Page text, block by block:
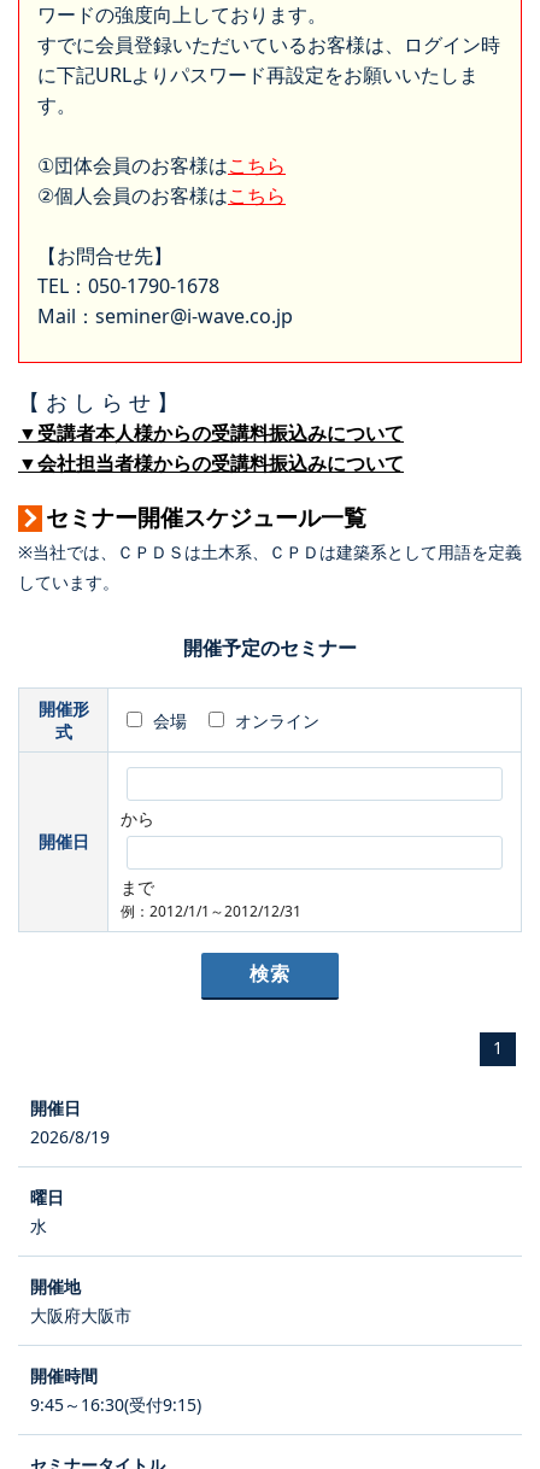
ワードの強度向上しております。
すでに会員登録いただいているお客様は、ログイン時
に下記URLよりパスワード再設定をお願いいたしま
す。
①団体会員のお客様はこちら
②個人会員のお客様はこちら
【お問合せ先】
TEL：050-1790-1678
Mail：seminer@i-wave.co.jp
【 お し ら せ 】
▼受講者本人様からの受講料振込みについて
▼会社担当者様からの受講料振込みについて
セミナー開催スケジュール一覧
※当社では、ＣＰＤＳは土木系、ＣＰＤは建築系として用語を定義
しています。
開催予定のセミナー
開催形
式
会場 オンライン
開催日
から
まで
例：2012/1/1～2012/12/31
1
2026/8/19
水
大阪府大阪市
9:45～16:30(受付9:15)